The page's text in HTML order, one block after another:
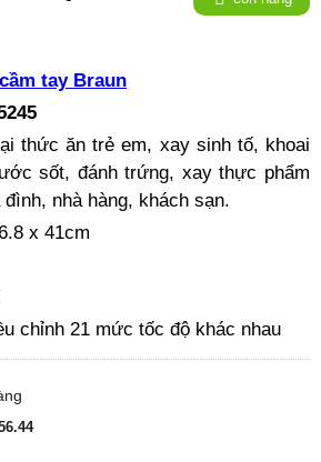
tay Braun
thức ăn trẻ em, xay sinh tố, khoai
sốt, đánh trứng, xay thực phẩm
nhà hàng, khách sạn.
x 41cm
chỉnh 21 mức tốc độ khác nhau